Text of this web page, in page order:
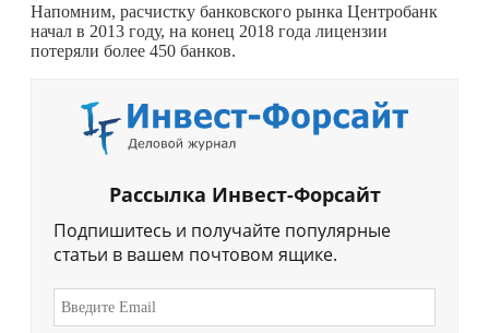
Напомним, расчистку банковского рынка Центробанк
начал в 2013 году, на конец 2018 года лицензии
потеряли более 450 банков.
Рассылка Инвест-Форсайт
Подпишитесь и получайте популярные
статьи в вашем почтовом ящике.